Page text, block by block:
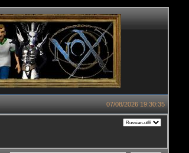
07/08/2026 19:30:35